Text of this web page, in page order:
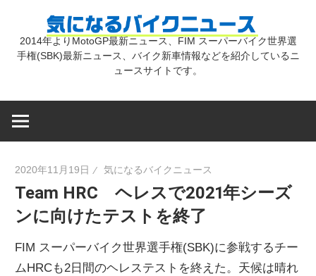
気
バ
イ
2014年よりMotoGP最新ニュース、FIM スーパーバイク世界選
手権(SBK)最新ニュース、バイク新車情報などを紹介しているニ
ュースサイトです。
2020年11月19日 気になるバイクニュース
Team HRC ヘレスで2021年シーズ
ンに向けたテストを終了
FIM スーパーバイク世界選手権(SBK)に参戦するチー
ムHRCも2日間のヘレステストを終えた。天候は晴れ